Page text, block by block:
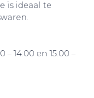
is ideaal te
14:00 en 15:00 –